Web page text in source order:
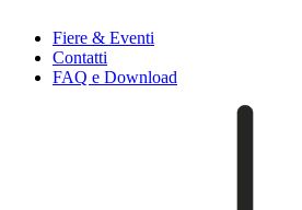
Fiere & Eventi
Contatti
FAQ e Download